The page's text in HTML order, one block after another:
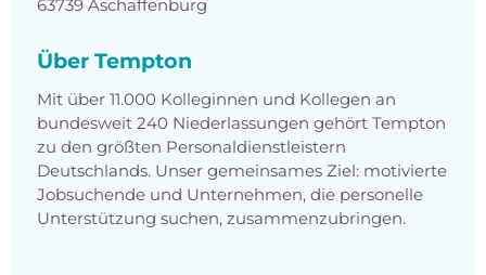
63739 Aschaffenburg
Über Tempton
Mit über 11.000 Kolleginnen und Kollegen an
bundesweit 240 Niederlassungen gehört Tempton
zu den größten Personaldienstleistern
Deutschlands. Unser gemeinsames Ziel: motivierte
Jobsuchende und Unternehmen, die personelle
Unterstützung suchen, zusammenzubringen.